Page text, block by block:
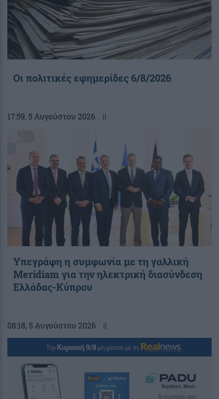
Οι πολιτικές εφημερίδες 6/8/2026
17:59, 5 Αυγούστου 2026 ||
Υπεγράφη η συμφωνία με τη γαλλική
Meridiam για την ηλεκτρική διασύνδεση
Ελλάδας-Κύπρου
08:18, 5 Αυγούστου 2026 ||